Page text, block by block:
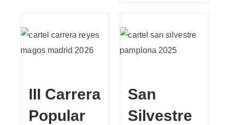
III Carrera
Popular
San
Silvestre